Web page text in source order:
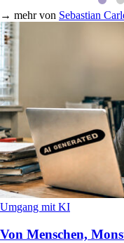
→ mehr von Sebastian
Umgang mit KI
Von Menschen,